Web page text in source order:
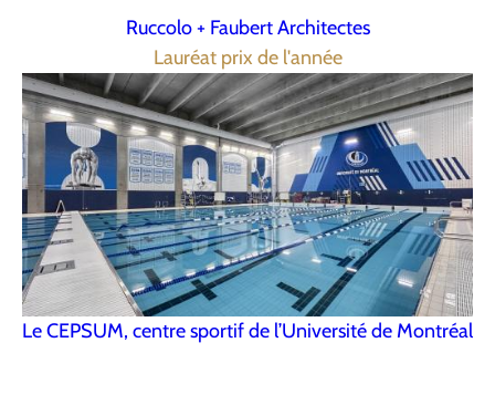
Ruccolo + Faubert Architectes
Lauréat prix de l'année
Le CEPSUM, centre sportif de l’Université de Montréal